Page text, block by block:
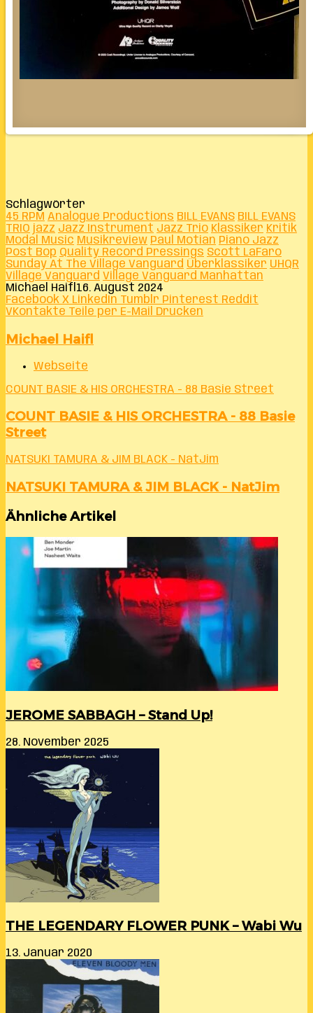
Schlagwörter
45 RPM Analogue Productions BILL EVANS BILL EVANS
TRIO jazz Jazz Instrument Jazz Trio Klassiker Kritik
Modal Music Musikreview Paul Motian Piano Jazz
Post Bop Quality Record Pressings Scott LaFaro
Sunday At The Village Vanguard Überklassiker UHQR
Village Vanguard Village Vanguard Manhattan
Michael Haifl 16. August 2024
Facebook X LinkedIn Tumblr Pinterest Reddit
VKontakte Teile per E-Mail Drucken
Michael Haifl
Webseite
COUNT BASIE & HIS ORCHESTRA - 88 Basie Street
COUNT BASIE & HIS ORCHESTRA - 88 Basie
Street
NATSUKI TAMURA & JIM BLACK - NatJim
NATSUKI TAMURA & JIM BLACK - NatJim
Ähnliche Artikel
JEROME SABBAGH – Stand Up!
28. November 2025
THE LEGENDARY FLOWER PUNK – Wabi Wu
13. Januar 2020